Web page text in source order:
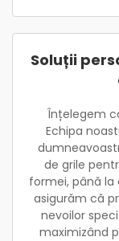
Soluții
Înțelegem
Echipa
de grile
formei, până
asigurăm că
nevoilor
maximizând